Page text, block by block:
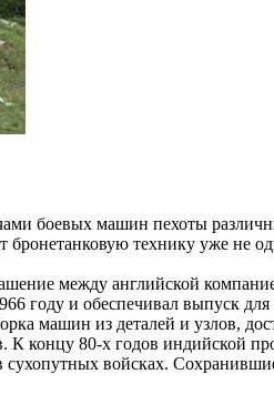
боевых машин пехоты
технику уже не
между английской
году и обеспечивал выпуск
машин из деталей и узлов,
К концу 80-х годов индийской
войсках.